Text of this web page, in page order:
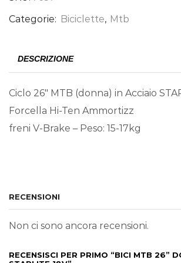
Categorie: Biciclette, Mtb
DESCRIZIONE
Ciclo 26″ MTB (donna) in Acciaio
Forcella Hi-Ten Ammortizz
freni V-Brake – Peso: 15-17kg
RECENSIONI
Non ci sono ancora recensioni.
RECENSISCI PER PRIMO “BICI MTB 26”